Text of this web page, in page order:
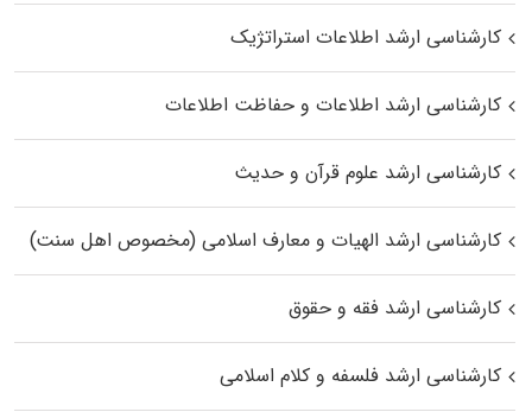
کارشناسی ارشد اطلاعات استراتژیک
کارشناسی ارشد اطلاعات و حفاظت اطلاعات
کارشناسی ارشد علوم قرآن و حدیث
کارشناسی ارشد الهیات و معارف اسلامی (مخصوص اهل سنت)
کارشناسی ارشد فقه و حقوق
کارشناسی ارشد فلسفه و کلام اسلامی